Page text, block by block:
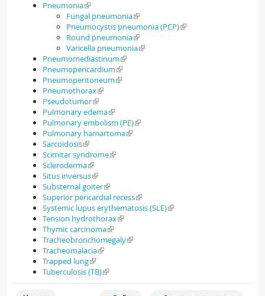
Pneumonia
Fungal pneumonia
Pneumocystis pneumonia (PCP)
Round pneumonia
Varicella pneumonia
Pneumomediastinum
Pneumopericardium
Pneumoperitoneum
Pneumothorax
Pseudotumor
Pulmonary edema
Pulmonary embolism (PE)
Pulmonary hamartoma
Sarcoidosis
Scimitar syndrome
Scleroderma
Situs inversus
Substernal goiter
Superior pericardial recess
Systemic lupus erythematosis (SLE)
Tension hydrothorax
Thymic carcinoma
Tracheobronchomegaly
Tracheomalacia
Trapped lung
Tuberculosis (TB)